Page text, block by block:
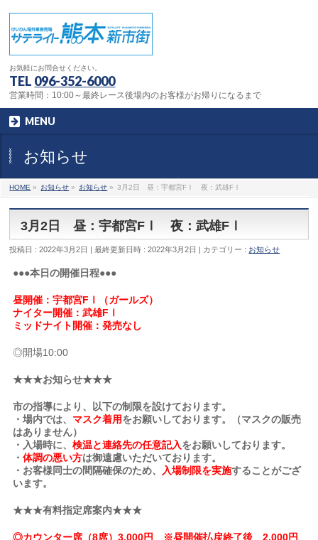
お気軽にお問合せください。
TEL 096-352-6000
営業時間：10:00～最終レース後場内のお客様がお帰りになるまで
MENU
お知らせ
HOME » お知らせ » お知らせ » 3月2日 昼：宇都宮FⅠ 夜：武雄FⅠ
3月2日 昼：宇都宮FⅠ 夜：武雄FⅠ
投稿日 : 2022年3月2日 最終更新日時 : 2022年3月2日 カテゴリー : お知らせ
●●●本日の開催日程●●●
昼開催：宇都宮FⅠ（ガールズ）
ナイター開催：武雄FⅠ
ミッドナイト開催：発売なし
◎開場10:00
★★★お知らせ★★★
市の指導により、以下の制限を設けております。
・場内では、 マスク着用をお願いしております。（マスクの販売
はありません）
・入場時に、検温と連絡先の任意記入をお願いしております。
・体調の悪い方は御遠慮いただいております。
・お客様同士の間隔確保のため、
入場制限を実施することがござ
います。
★★★有料指定席案内★★★
◎カウンター席（8席）3,000円 ※昼開催払戻終了後 2,000円